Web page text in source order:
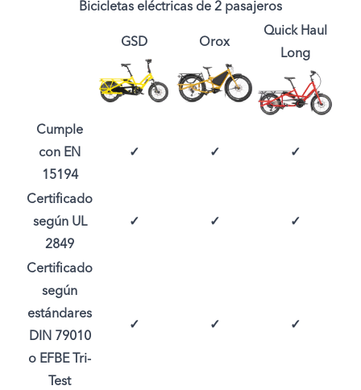
Bicicletas eléctricas de 2 pasajeros
GSD Orox
Quick Haul
Long
Cumple
con EN
15194
✓ ✓ ✓
Certificado
según UL
2849
✓ ✓ ✓
Certificado
según
estándares
DIN 79010
o EFBE Tri-
Test
✓ ✓ ✓